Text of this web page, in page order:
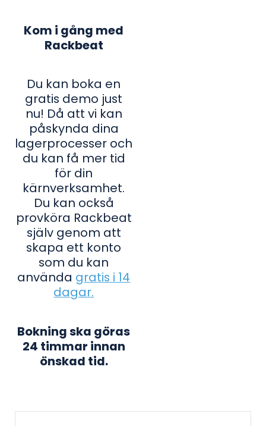
Kom i gång med
Rackbeat
Du kan boka en
gratis demo just
nu! Då att vi kan
påskynda dina
lagerprocesser och
du kan få mer tid
för din
kärnverksamhet.
Du kan också
provköra Rackbeat
själv genom att
skapa ett konto
som du kan
använda gratis i 14
dagar.
Bokning ska göras
24 timmar innan
önskad tid.